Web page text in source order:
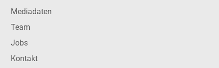
Mediadaten
Team
Jobs
Kontakt